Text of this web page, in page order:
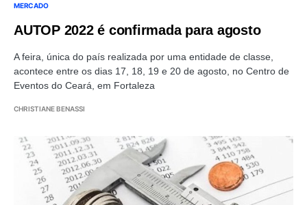
MERCADO
AUTOP 2022 é confirmada para agosto
A feira, única do país realizada por uma entidade de classe,
acontece entre os dias 17, 18, 19 e 20 de agosto, no Centro de
Eventos do Ceará, em Fortaleza
CHRISTIANE BENASSI